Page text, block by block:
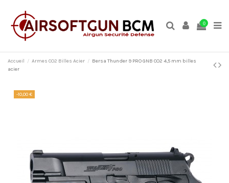
0
Accueil Armes CO2 Billes Acier
Bersa Thunder 9 PRO GNB CO2 4,5 mm billes
acier
-10,00 €